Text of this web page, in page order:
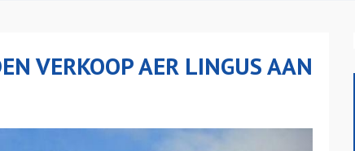
VERKOOP AER LINGUS AAN